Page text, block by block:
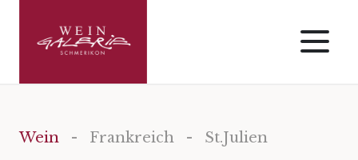
Wein - Frankreich - St.Julien